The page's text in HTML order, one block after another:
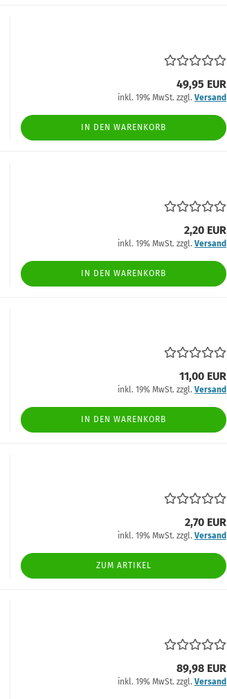
49,95 EUR
inkl. 19% MwSt. zzgl. Versand
IN DEN WARENKORB
2,20 EUR
inkl. 19% MwSt. zzgl. Versand
IN DEN WARENKORB
11,00 EUR
inkl. 19% MwSt. zzgl. Versand
IN DEN WARENKORB
2,70 EUR
inkl. 19% MwSt. zzgl. Versand
ZUM ARTIKEL
89,98 EUR
inkl. 19% MwSt. zzgl. Versand